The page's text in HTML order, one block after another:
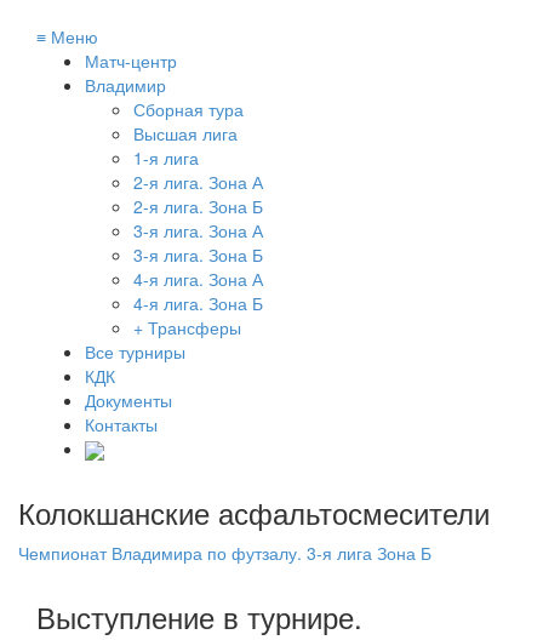
≡ Меню
Матч-центр
Владимир
Сборная тура
Высшая лига
1-я лига
2-я лига. Зона А
2-я лига. Зона Б
3-я лига. Зона А
3-я лига. Зона Б
4-я лига. Зона А
4-я лига. Зона Б
+ Трансферы
Все турниры
КДК
Документы
Контакты
Колокшанские асфальтосмесители
Чемпионат Владимира по футзалу. 3-я лига Зона Б
Выступление в турнире.